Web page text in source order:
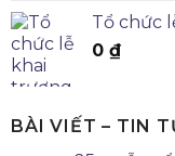
Tổ chức
0 ₫
BÀI VIẾT – TIN